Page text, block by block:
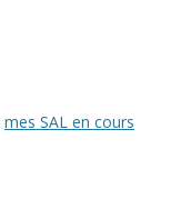
mes SAL en cours